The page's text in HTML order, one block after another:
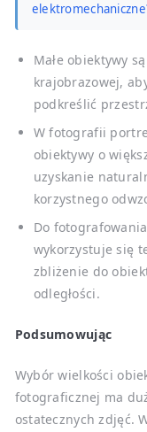
Małe obiektywy
krajobrazowej,
podkreślić
W fotografii
obiektywy o
uzyskanie
korzystnego
Do
wykorzystuje się
zbliżenie do
odległości.
Podsumowując
Wybór wielkości
fotograficznej ma
ostatecznych zdjęć.